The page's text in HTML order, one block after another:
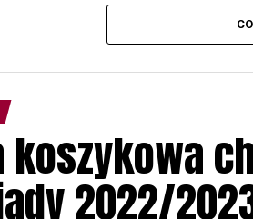
się w dniach24 i 25 lutego
uczestników zapraszamy do
głosów sów i wymianę
koszykowa
2022/